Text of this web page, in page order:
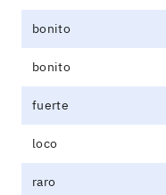
bonito
bonito
fuerte
loco
raro